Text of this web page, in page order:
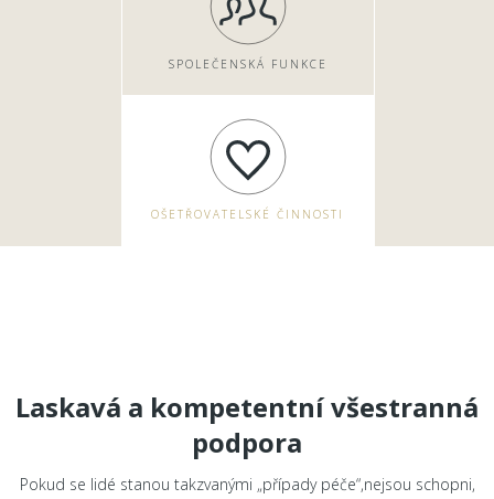
SPOLEČENSKÁ FUNKCE
OŠETŘOVATELSKÉ ČINNOSTI
Laskavá a kompetentní všestranná
podpora
Pokud se lidé stanou takzvanými „případy péče“,nejsou schopni,